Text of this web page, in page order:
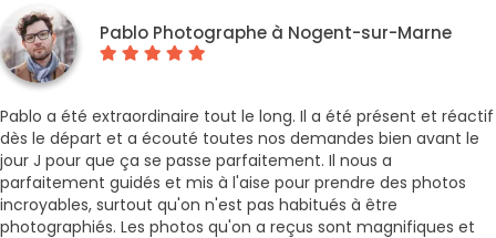
Pablo Photographe à Nogent-sur-Marne
Pablo a été extraordinaire tout le long. Il a été présent et réactif
dès le départ et a écouté toutes nos demandes bien avant le
jour J pour que ça se passe parfaitement. Il nous a
parfaitement guidés et mis à l'aise pour prendre des photos
incroyables, surtout qu'on n'est pas habitués à être
photographiés. Les photos qu'on a reçus sont magnifiques et